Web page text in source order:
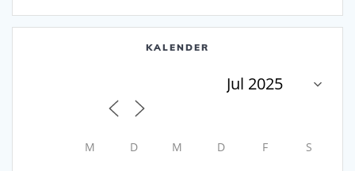
KALENDER
M D M D F S